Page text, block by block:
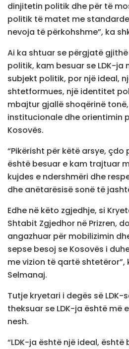
dinjitetin politik dhe për të
politik të matet me
nevoja të përkohshme”, ka
Ai ka shtuar se përgjatë
politik, kam besuar se LDK-ja
subjekt politik, por një ideal,
shtetformues, një identitet
mbajtur gjallë shoqërinë
institucionale dhe orientimin
Kosovës.
“Pikërisht për këtë arsye, çdo
është besuar e kam trajtuar
kujdes e ndershmëri dhe
dhe anëtarësisë sonë të
Edhe në këto zgjedhje, si
Shtabit Zgjedhor në Prizren,
angazhuar për mobilizimin
sepse besoj se Kosovës i
me vizion të qartë shtetëror”,
Selmanaj.
Tutje kryetari i degës së LDK-
theksuar se LDK-ja është më
nesh.
“LDK-ja është një ideal,